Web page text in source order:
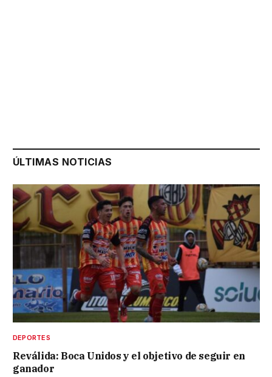
ÚLTIMAS NOTICIAS
DEPORTES
Reválida: Boca Unidos y el objetivo de seguir en
ganador